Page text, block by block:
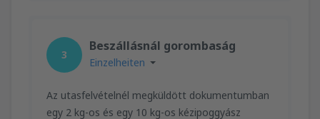
3
Beszállásnál gorombaság
Einzelheiten
Az utasfelvételnél megküldött dokumentumban
egy 2 kg-os és egy 10 kg-os kézipoggyász